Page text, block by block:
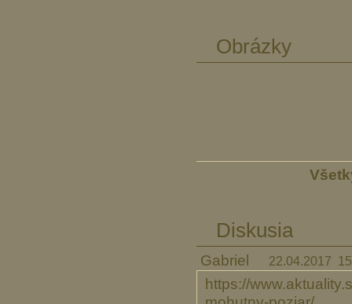
Obrázky
Diskusia
Gabriel 22.04.2017
https://